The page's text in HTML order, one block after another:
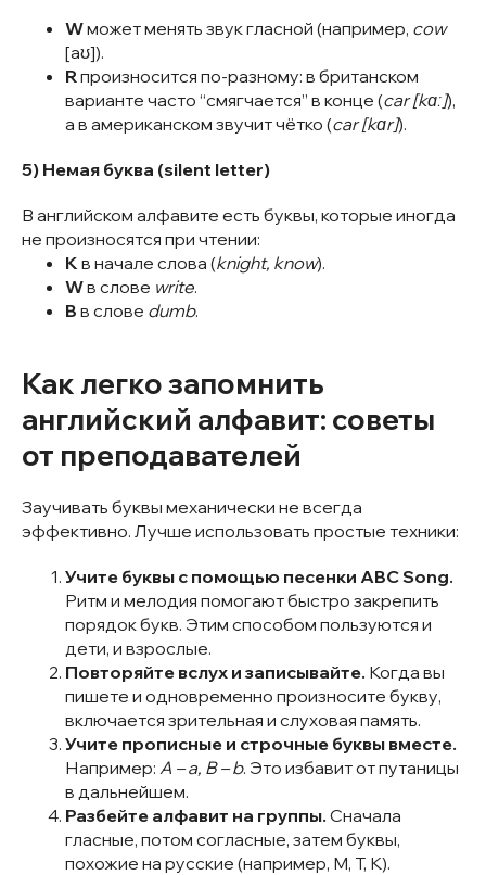
Wможет менять звук гласной (например, cow
[aʊ]).
Rпроизносится по-разному: в британском
варианте часто “смягчается” в конце (car [kɑː]),
а в американском звучит чётко (car [kɑr]).
5) Немая буква (silent letter)
В английском алфавите есть буквы, которые иногда
не произносятся при чтении:
Kв начале слова (knight, know).
Wв слове write.
B в слове dumb.
Как легко запомнить
английский алфавит: советы
от преподавателей
Заучивать буквы механически не всегда
эффективно. Лучше использовать простые техники:
Учите буквы с помощью песенки ABC Song.
Ритм и мелодия помогают быстро закрепить
порядок букв. Этим способом пользуются и
дети, и взрослые.
Повторяйте вслух и записывайте. Когда вы
пишете и одновременно произносите букву,
включается зрительная и слуховая память.
Учите прописные и строчные буквы вместе.
Например: A – a, B – b. Это избавит от путаницы
в дальнейшем.
Разбейте алфавит на группы. Сначала
гласные, потом согласные, затем буквы,
похожие на русские (например, M, T, K).